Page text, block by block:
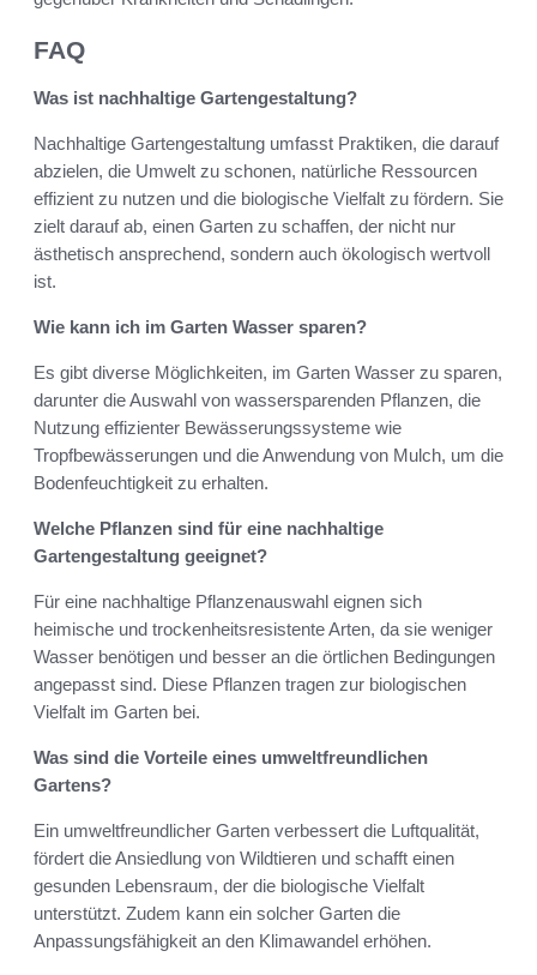
FAQ
Was ist nachhaltige Gartengestaltung?
Nachhaltige Gartengestaltung umfasst Praktiken, die darauf
abzielen, die Umwelt zu schonen, natürliche Ressourcen
effizient zu nutzen und die biologische Vielfalt zu fördern. Sie
zielt darauf ab, einen Garten zu schaffen, der nicht nur
ästhetisch ansprechend, sondern auch ökologisch wertvoll
ist.
Wie kann ich im Garten Wasser sparen?
Es gibt diverse Möglichkeiten, im Garten Wasser zu sparen,
darunter die Auswahl von wassersparenden Pflanzen, die
Nutzung effizienter Bewässerungssysteme wie
Tropfbewässerungen und die Anwendung von Mulch, um die
Bodenfeuchtigkeit zu erhalten.
Welche Pflanzen sind für eine nachhaltige
Gartengestaltung geeignet?
Für eine nachhaltige Pflanzenauswahl eignen sich
heimische und trockenheitsresistente Arten, da sie weniger
Wasser benötigen und besser an die örtlichen Bedingungen
angepasst sind. Diese Pflanzen tragen zur biologischen
Vielfalt im Garten bei.
Was sind die Vorteile eines umweltfreundlichen
Gartens?
Ein umweltfreundlicher Garten verbessert die Luftqualität,
fördert die Ansiedlung von Wildtieren und schafft einen
gesunden Lebensraum, der die biologische Vielfalt
unterstützt. Zudem kann ein solcher Garten die
Anpassungsfähigkeit an den Klimawandel erhöhen.